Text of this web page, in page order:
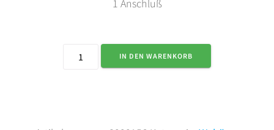
1 Anschluß
Bürste
IN DEN WARENKORB